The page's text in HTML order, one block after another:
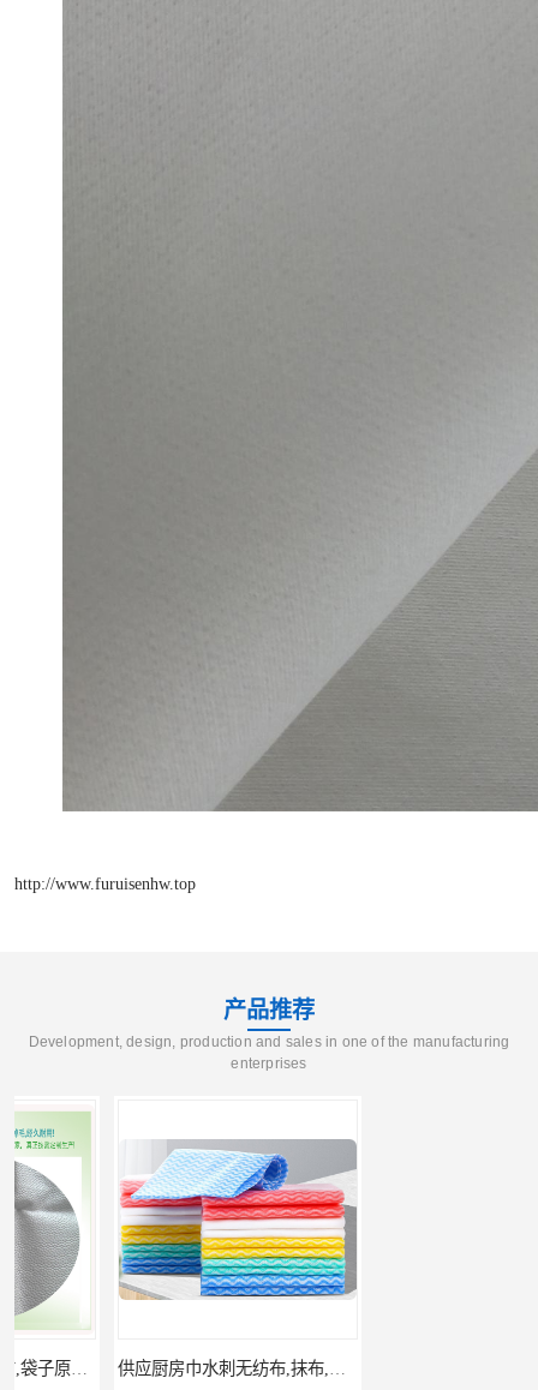
http://www.furuisenhw.top
产品推荐
Development, design, production and sales in one of the manufacturing
enterprises
供应厨房巾水刺无纺布,抹布,洗碗巾原料,汽车等多种清洁水刺布